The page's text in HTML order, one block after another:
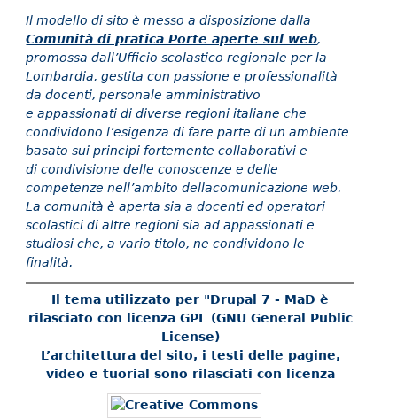
Il modello di sito è messo a disposizione dalla
Comunità di pratica Porte aperte sul web,
promossa dall’Ufficio scolastico regionale per la
Lombardia, gestita con passione e professionalità
da docenti, personale amministrativo
e appassionati di diverse regioni italiane che
condividono l’esigenza di fare parte di un ambiente
basato sui principi fortemente collaborativi e
di condivisione delle conoscenze e delle
competenze nell’ambito dellacomunicazione web.
La comunità è aperta sia a docenti ed operatori
scolastici di altre regioni sia ad appassionati e
studiosi che, a vario titolo, ne condividono le
finalità.
Il tema utilizzato per "Drupal 7 - MaD è
rilasciato con licenza GPL (GNU General Public
License)
L’architettura del sito, i testi delle pagine,
video e tuorial sono rilasciati con licenza